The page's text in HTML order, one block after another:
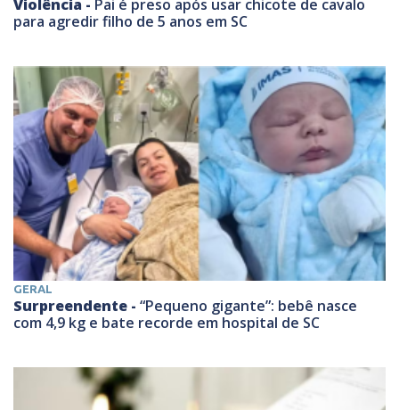
Violência - Pai é preso após usar chicote de cavalo
para agredir filho de 5 anos em SC
GERAL
Surpreendente - “Pequeno gigante”: bebê nasce
com 4,9 kg e bate recorde em hospital de SC